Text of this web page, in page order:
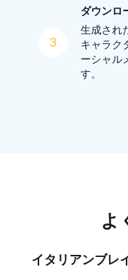
3
ダウンロ
生成され
キャラク
ーシャル
す。
よ
イタリアンブレ